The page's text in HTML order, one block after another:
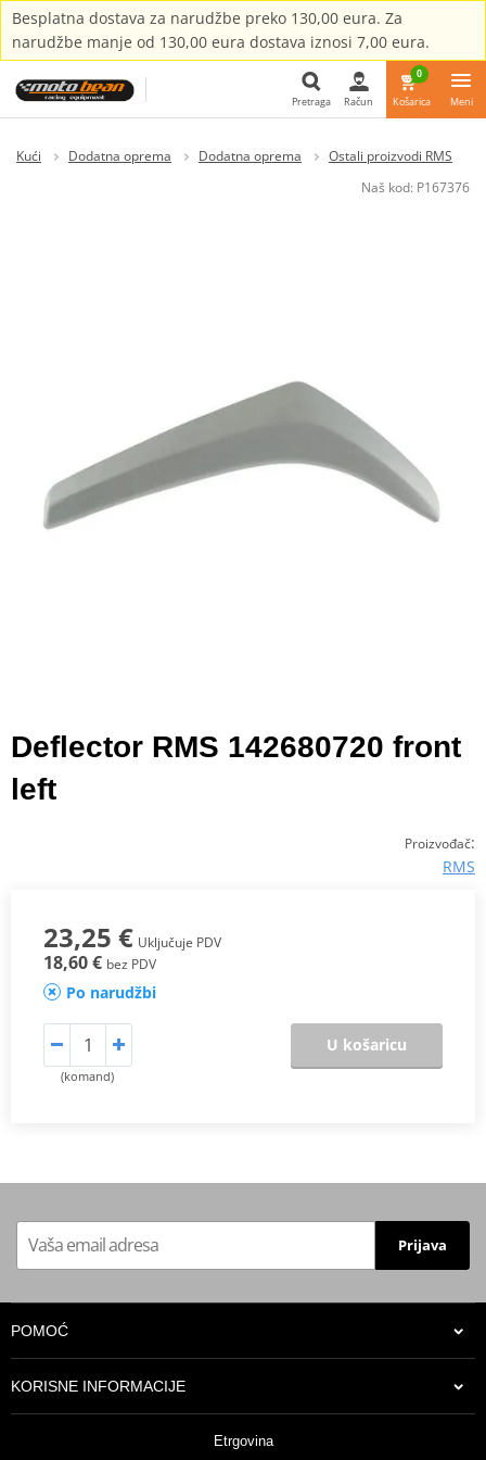
Besplatna dostava za narudžbe preko 130,00 eura. Za
narudžbe manje od 130,00 eura dostava iznosi 7,00 eura.
Pretraga
Pretraga Račun
0
Košarica Meni
Kući Dodatna oprema Dodatna oprema
Ostali proizvodi RMS
Naš kod: P167376
Deflector RMS 142680720 front
left
Proizvođač:
RMS
23,25 € Uključuje PDV
18,60 € bez PDV
Po narudžbi
(komand)
U košaricu
Prijava
POMOĆ
KORISNE INFORMACIJE
Etrgovina